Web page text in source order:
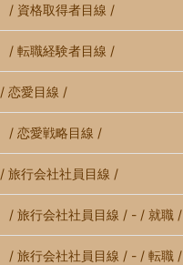
/ 資格取得者目線 /
/ 転職経験者目線 /
/ 恋愛目線 /
/ 恋愛戦略目線 /
/ 旅行会社社員目線 /
/ 旅行会社社員目線 / - / 就職 /
/ 旅行会社社員目線 / - / 転職 /